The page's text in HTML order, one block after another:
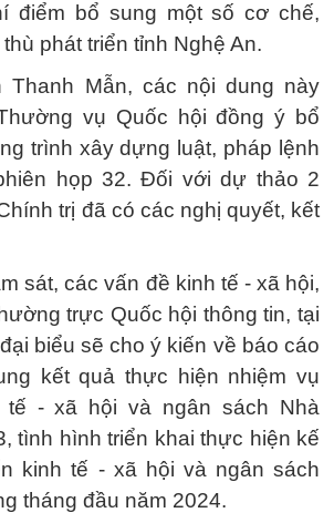
điểm bổ sung một số cơ chế,
phát triển tỉnh Nghệ An.
Thanh Mẫn, các nội dung này
vụ Quốc hội đồng ý bổ
trình xây dựng luật, pháp lệnh
họp 32. Đối với dự thảo 2
trị đã có các nghị quyết, kết
sát, các vấn đề kinh tế - xã hội,
trực Quốc hội thông tin, tại
biểu sẽ cho ý kiến về báo cáo
kết quả thực hiện nhiệm vụ
tế - xã hội và ngân sách Nhà
tình hình triển khai thực hiện kế
kinh tế - xã hội và ngân sách
tháng đầu năm 2024.